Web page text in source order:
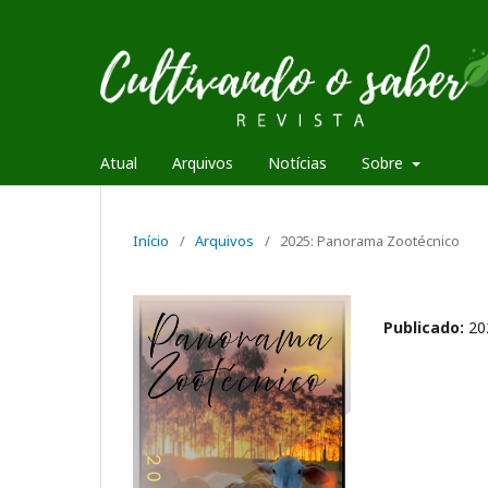
Atual Arquivos Notícias Sobre
Início / Arquivos / 2025: Panorama Zootécnico
Publicado: